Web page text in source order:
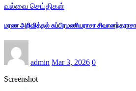
வல்வை செய்திகள்
மரண அறிவித்தல் சுப்பிரமணியராசா சிவானந்தராசா
admin Mar 3, 2026 0
Screenshot